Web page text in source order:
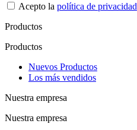
Acepto la política de privacidad
Productos
Productos
Nuevos Productos
Los más vendidos
Nuestra empresa
Nuestra empresa